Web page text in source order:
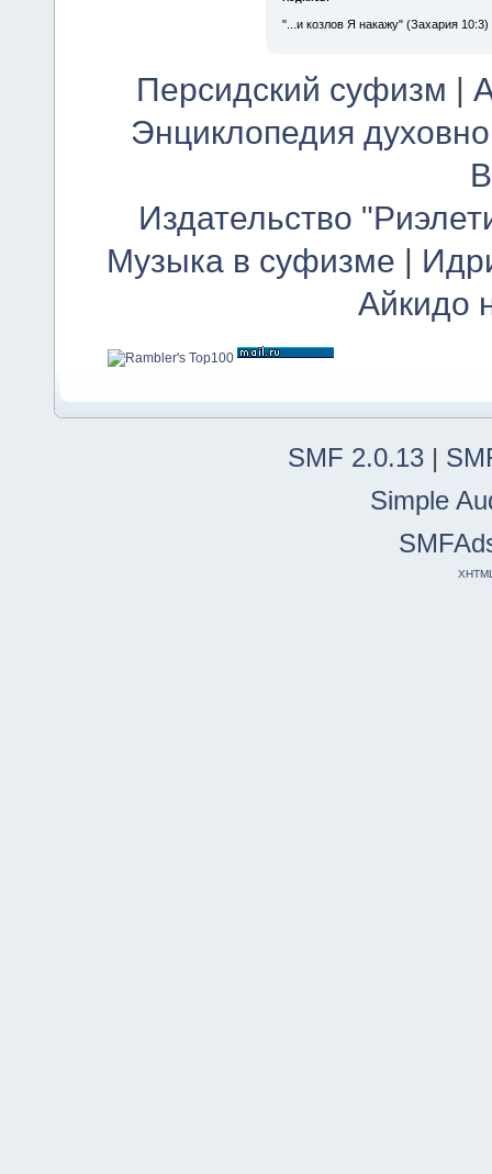
"...и козлов Я накажу" (Захария 10:3)
Персидский суфизм |
Энциклопедия
Издательство
Музыка в суфизме |
Айкидо
SMF 2.0.13 |
Simple